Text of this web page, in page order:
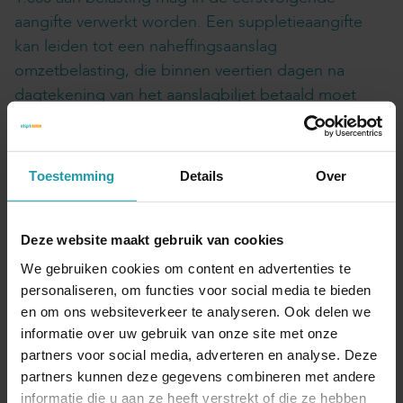
Toestemming Details Over
Deze website maakt gebruik van cookies
We gebruiken cookies om content en advertenties te
personaliseren, om functies voor social media te bieden
en om ons websiteverkeer te analyseren. Ook delen we
informatie over uw gebruik van onze site met onze
partners voor social media, adverteren en analyse. Deze
partners kunnen deze gegevens combineren met andere
informatie die u aan ze heeft verstrekt of die ze hebben
aangifte verwerkt worden. Een suppletieaangifte
kan leiden tot een naheffingsaanslag
omzetbelasting, die binnen veertien dagen na
dagtekening van het aanslagbiljet betaald moet
worden. Afhankelijk van het tijdstip van indiening
wordt een negatieve suppletie behandeld als een
bezwaarschrift of als een verzoek om ambtshalve
Als de Belastingdienst een negatieve btw-aangifte
selecteert voor controle, volgt een vragenbrief die
de ondernemer binnen drie weken moet
beantwoorden. Daarna neemt de Belastingdienst
binnen zes weken een standpunt in en kan een
vervolgactie worden ingezet, zoals een
boekenonderzoek of nadere vragen.